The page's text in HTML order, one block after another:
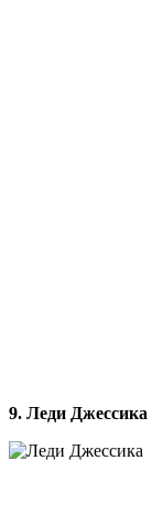
9. Леди Джессика